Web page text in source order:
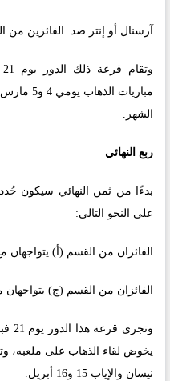
آرسنال أو إنتر ضد الفائزين من
الشهر.
ربع النهائي
بدءًا من ثمن النهائي سيكون حُدد
على النحو التالي:
الفائزان من القسم (أ)
الفائزان من القسم (ج)
نيسان والإياب 15 و16 أبريل.